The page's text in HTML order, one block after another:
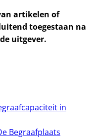
artikelen of
toegestaan na
uitgever.
in
Begraafplaats